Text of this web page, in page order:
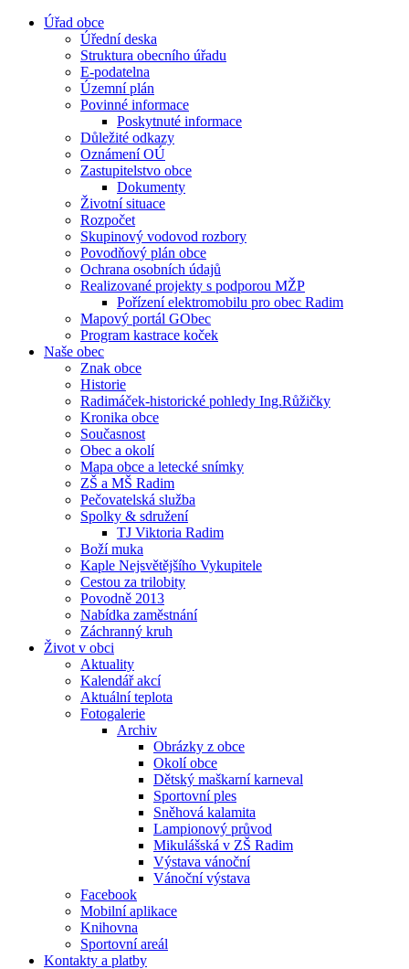
Úřad obce
Úřední deska
Struktura obecního úřadu
E-podatelna
Územní plán
Povinné informace
Poskytnuté informace
Důležité odkazy
Oznámení OÚ
Zastupitelstvo obce
Dokumenty
Životní situace
Rozpočet
Skupinový vodovod rozbory
Povodňový plán obce
Ochrana osobních údajů
Realizované projekty s podporou MŽP
Pořízení elektromobilu pro obec Radim
Mapový portál GObec
Program kastrace koček
Naše obec
Znak obce
Historie
Radimáček-historické pohledy Ing.Růžičky
Kronika obce
Současnost
Obec a okolí
Mapa obce a letecké snímky
ZŠ a MŠ Radim
Pečovatelská služba
Spolky & sdružení
TJ Viktoria Radim
Boží muka
Kaple Nejsvětějšího Vykupitele
Cestou za trilobity
Povodně 2013
Nabídka zaměstnání
Záchranný kruh
Život v obci
Aktuality
Kalendář akcí
Aktuální teplota
Fotogalerie
Archiv
Obrázky z obce
Okolí obce
Dětský maškarní karneval
Sportovní ples
Sněhová kalamita
Lampionový průvod
Mikulášská v ZŠ Radim
Výstava vánoční
Vánoční výstava
Facebook
Mobilní aplikace
Knihovna
Sportovní areál
Kontakty a platby